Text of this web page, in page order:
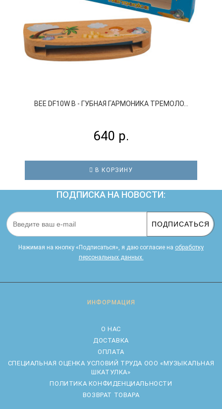
BEE DF10W B - ГУБНАЯ ГАРМОНИКА ТРЕМОЛО...
640 р.
В КОРЗИНУ
ПОДПИСКА НА НОВОСТИ:
ПОДПИСАТЬСЯ
Нажимая на кнопку «Подписаться», я даю cогласие на обработку
персональных данных.
ИНФОРМАЦИЯ
О НАС
ДОСТАВКА
ОПЛАТА
CПЕЦИАЛЬНАЯ ОЦЕНКА УСЛОВИЙ ТРУДА ООО «МУЗЫКАЛЬНАЯ
ШКАТУЛКА»
ПОЛИТИКА КОНФИДЕНЦИАЛЬНОСТИ
ВОЗВРАТ ТОВАРА